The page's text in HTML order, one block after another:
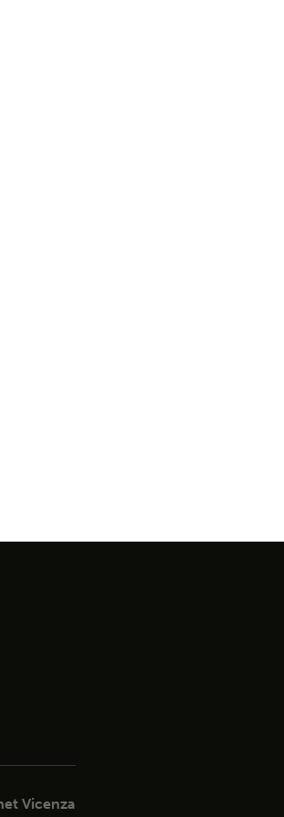
Vicenza